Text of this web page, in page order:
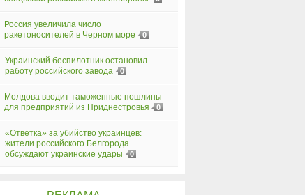
Россия увеличила число
ракетоносителей в Черном море
0
Украинский беспилотник остановил
работу российского завода
0
Молдова вводит таможенные пошлины
для предприятий из Приднестровья
0
«Ответка» за убийство украинцев:
жители российского Белгорода
обсуждают украинские удары
0